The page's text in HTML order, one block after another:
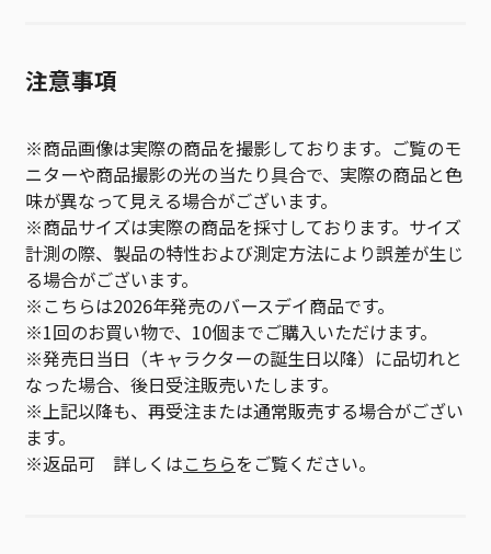
注意事項
※商品画像は実際の商品を撮影しております。ご覧のモ
ニターや商品撮影の光の当たり具合で、実際の商品と色
味が異なって見える場合がございます。
※商品サイズは実際の商品を採寸しております。サイズ
計測の際、製品の特性および測定方法により誤差が生じ
る場合がございます。
※こちらは2026年発売のバースデイ商品です。
※1回のお買い物で、10個までご購入いただけます。
※発売日当日（キャラクターの誕生日以降）に品切れと
なった場合、後日受注販売いたします。
※上記以降も、再受注または通常販売する場合がござい
ます。
※返品可 詳しくはこちらをご覧ください。